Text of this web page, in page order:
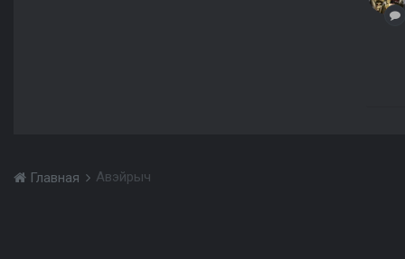
Главная Авэйрыч